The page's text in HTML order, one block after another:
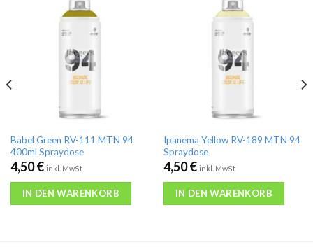
Babel Green RV-111 MTN 94
400ml Spraydose
4,50€ inkl. MwSt
IN DEN WARENKORB
Ipanema Yellow RV-189 MTN 94
Spraydose
4,50€ inkl. MwSt
IN DEN WARENKORB